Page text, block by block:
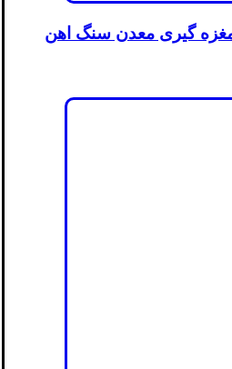
گیری معدن سنگ اهن